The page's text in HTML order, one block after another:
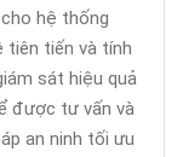
cho hệ thống
tiên tiến và tính
sát hiệu quả
được tư vấn và
an ninh tối ưu